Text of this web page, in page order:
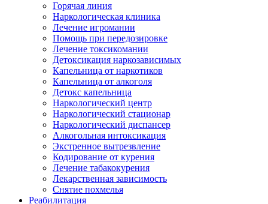
Горячая линия
Наркологическая клиника
Лечение игромании
Помощь при передозировке
Лечение токсикомании
Детоксикация наркозависимых
Капельница от наркотиков
Капельница от алкоголя
Детокс капельница
Наркологический центр
Наркологический стационар
Наркологический диспансер
Алкогольная интоксикация
Экстренное вытрезвление
Кодирование от курения
Лечение табакокурения
Лекарственная зависимость
Снятие похмелья
Реабилитация